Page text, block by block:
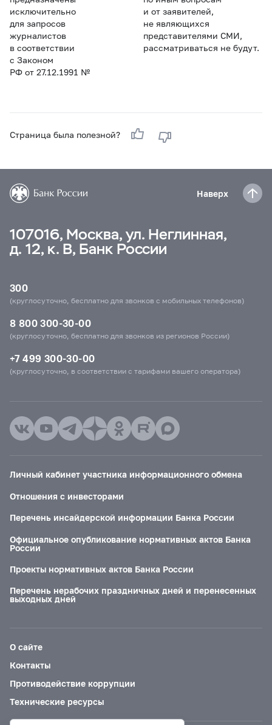
исключительно
для запросов
журналистов
в соответствии
с Законом
РФ от 27.12.1991 №
и от заявителей,
не являющихся
представителями СМИ,
рассматриваться не будут.
Страница была полезной?
Наверх
107016, Москва, ул. Неглинная,
д. 12, к. В, Банк России
300
(круглосуточно, бесплатно для звонков с мобильных телефонов)
8 800 300-30-00
(круглосуточно, бесплатно для звонков из регионов России)
+7 499 300-30-00
(круглосуточно, в соответствии с тарифами вашего оператора)
Личный кабинет участника информационного обмена
Отношения с инвесторами
Перечень инсайдерской информации Банка России
Официальное опубликование нормативных актов Банка
России
Проекты нормативных актов Банка России
Перечень нерабочих праздничных дней и перенесенных
выходных дней
О сайте
Контакты
Противодействие коррупции
Технические ресурсы